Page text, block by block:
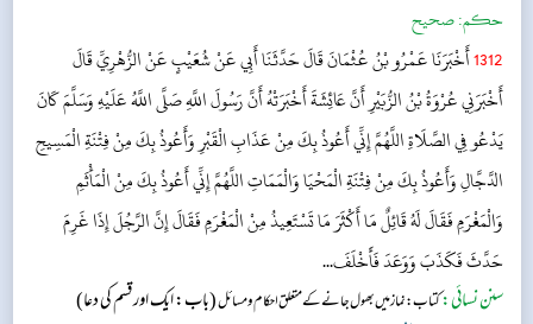
حکم:صحیح
1312أَخْبَرَنَا عَمْرُو بْنُ عُثْمَانَ قَالَ حَدَّثَنَا أَبِي عَنْ شُعَيْبٍ عَنْ الزُّهْرِيِّ قَالَ
أَخْبَرَنِي عُرْوَةُ بْنُ الزُّبَيْرِ أَنَّ عَائِشَةَ أَخْبَرَتْهُ أَنَّ رَسُولَ اللَّهِ صَلَّى اللَّهُ عَلَيْهِ وَسَلَّمَ كَانَ
يَدْعُو فِي الصَّلَاةِ اللَّهُمَّ إِنِّي أَعُوذُ بِكَ مِنْ عَذَابِ الْقَبْرِ وَأَعُوذُ بِكَ مِنْ فِتْنَةِ الْمَسِيحِ
الدَّجَّالِ وَأَعُوذُ بِكَ مِنْ فِتْنَةِ الْمَحْيَا وَالْمَمَاتِ اللَّهُمَّ إِنِّي أَعُوذُ بِكَ مِنْ الْمَأْثَمِ
وَالْمَغْرَمِ فَقَالَ لَهُ قَائِلٌ مَا أَكْثَرَ مَا تَسْتَعِيذُ مِنْ الْمَغْرَمِ فَقَالَ إِنَّ الرَّجُلَ إِذَا غَرِمَ
حَدَّثَ فَكَذَبَ وَوَعَدَ فَأَخْلَفَ...
سنن نسائی:کتاب: نماز میں بھول جانے کے متعلق احکام و مسائل(باب: ایک اور قسم کی دعا)